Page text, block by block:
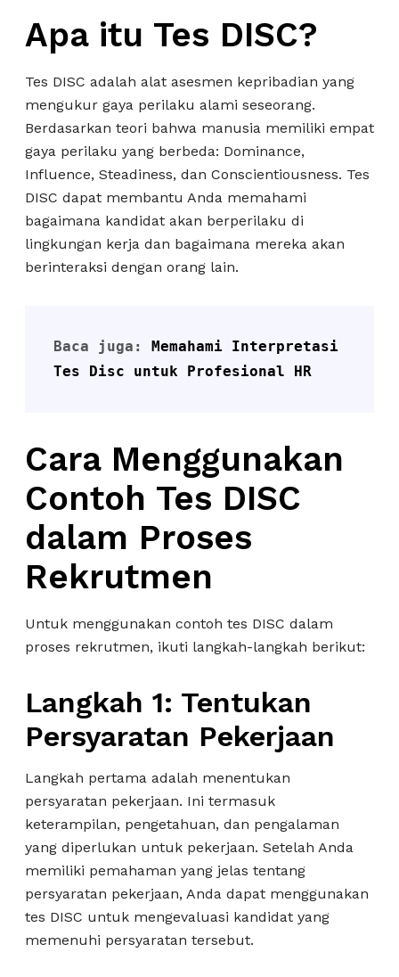
Apa itu Tes DISC?
Tes DISC adalah alat asesmen kepribadian yang
mengukur gaya perilaku alami seseorang.
Berdasarkan teori bahwa manusia memiliki empat
gaya perilaku yang berbeda: Dominance,
Influence, Steadiness, dan Conscientiousness. Tes
DISC dapat membantu Anda memahami
bagaimana kandidat akan berperilaku di
lingkungan kerja dan bagaimana mereka akan
berinteraksi dengan orang lain.
Baca juga: Memahami Interpretasi
Tes Disc untuk Profesional HR
Cara Menggunakan
Contoh Tes DISC
dalam Proses
Rekrutmen
Untuk menggunakan contoh tes DISC dalam
proses rekrutmen, ikuti langkah-langkah berikut:
Langkah 1: Tentukan
Persyaratan Pekerjaan
Langkah pertama adalah menentukan
persyaratan pekerjaan. Ini termasuk
keterampilan, pengetahuan, dan pengalaman
yang diperlukan untuk pekerjaan. Setelah Anda
memiliki pemahaman yang jelas tentang
persyaratan pekerjaan, Anda dapat menggunakan
tes DISC untuk mengevaluasi kandidat yang
memenuhi persyaratan tersebut.